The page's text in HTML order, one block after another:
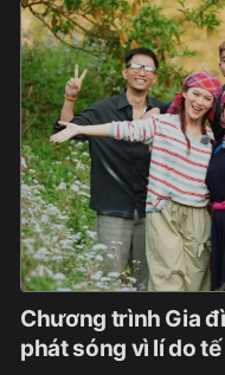
Chương trình Gia
phát sóng vì lí do